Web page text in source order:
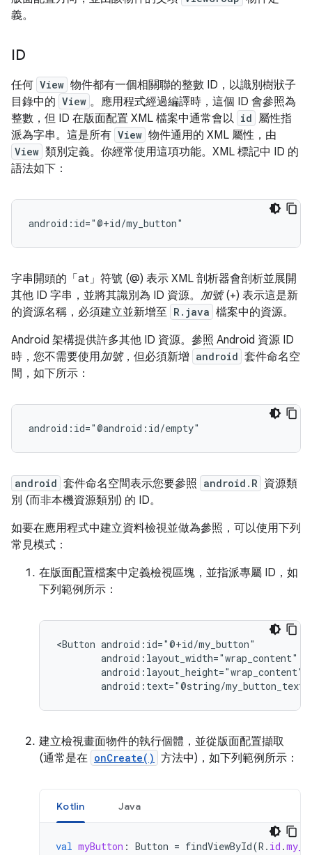
義。
ID
任何 View 物件都有一個相關聯的整數 ID，以識別樹狀子
目錄中的 View 。應用程式經過編譯時，這個 ID 會參照為
整數，但 ID 在版面配置 XML 檔案中通常會以 id 屬性指
派為字串。這是所有 View 物件通用的 XML 屬性，由
View 類別定義。你經常使用這項功能。XML 標記中 ID 的
語法如下：
android:id="@+id/my_button"
字串開頭的「at」 符號 (@) 表示 XML 剖析器會剖析並展開
其他 ID 字串，並將其識別為 ID 資源。 加號(+) 表示這是新
的資源名稱，必須建立並新增至 R.java 檔案中的資源。
Android 架構提供許多其他 ID 資源。參照 Android 資源 ID
時，您不需要使用加號，但必須新增 android 套件命名空
間，如下所示：
android:id="@android:id/empty"
android 套件命名空間表示您要參照 android.R 資源類
別 (而非本機資源類別) 的 ID。
如要在應用程式中建立資料檢視並做為參照，可以使用下列
常見模式：
在版面配置檔案中定義檢視區塊，並指派專屬 ID，如
下列範例所示：
<Button
android:text="@string/
建立檢視畫面物件的執行個體，並從版面配置擷取
(通常是在 onCreate() 方法中)，如下列範例所示：
Kotlin Java
val myButton : Button = findViewById(R . id .